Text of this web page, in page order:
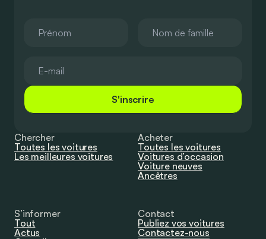
S'inscrire
Chercher
Toutes les voitures
Les meilleures voitures
Acheter
Toutes les voitures
Voitures d’occasion
Voiture neuves
Ancêtres
S’informer
Tout
Actus
Contact
Publiez vos voitures
Contactez-nous